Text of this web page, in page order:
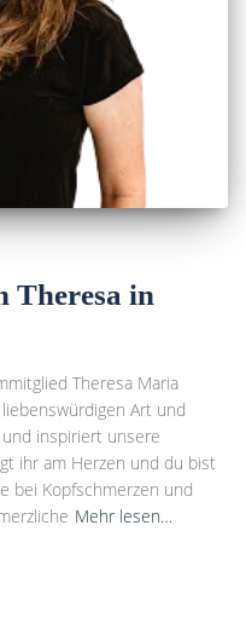
Theresa in
Theresa Maria
Art und
inspiriert unsere
ihr am Herzen und du bist
bei Kopfschmerzen und
Mehr lesen…